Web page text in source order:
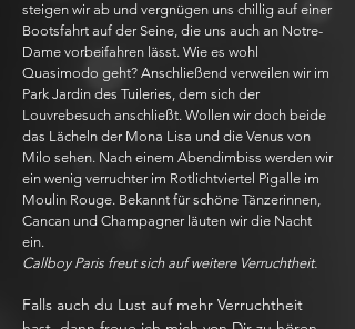
steigen wir ab und vergnügen uns chillig auf einer
Bootsfahrt auf der Seine, die uns auch an Notre-
Dame vorbeifahren lässt. Wie es wohl
Quasimodo geht? Anschließend verweilen wir im
Park Jardin des Tuileries, dem sich der
Louvrebesuch anschließt. Wollen wir doch beide
das Lächeln der Mona Lisa und die Venus von
Milo sehen. Nach einem Abendimbiss werden wir
ein wenig verruchter im Rotlichtviertel Pigalle im
Moulin Rouge. Bekannt für schöne Tänzerinnen,
Cancan und Champagner läuten wir die Nacht
ein.
Callboy Paris freut sich auf weitere Verruchtheit.
Falls auch du Lust auf mehr Verruchtheit